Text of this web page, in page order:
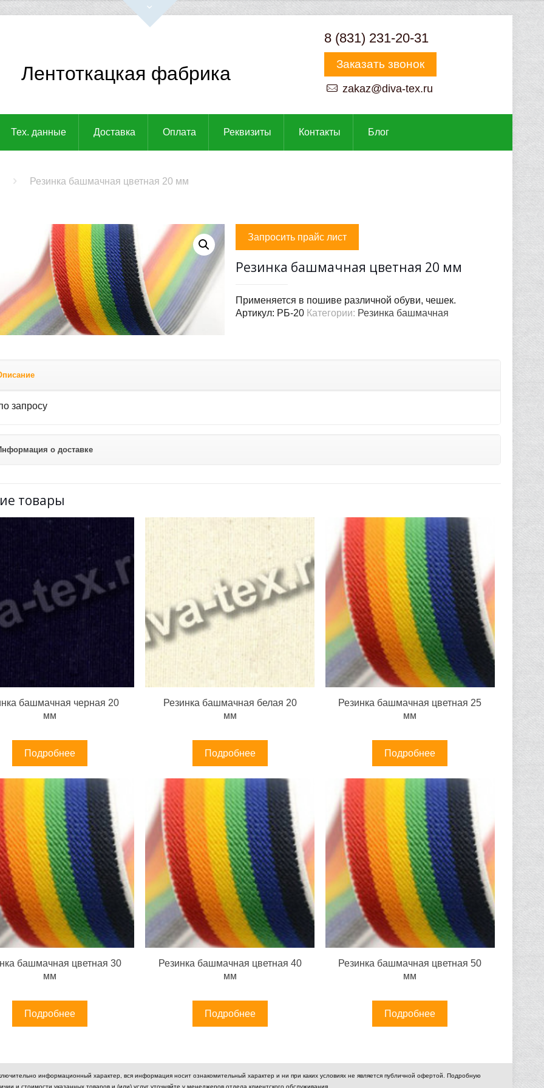
Лентоткацкая фабрика
8 (831) 231-20-31
Заказать звонок
zakaz@diva-tex.ru
Тех. данные Доставка Оплата Реквизиты Контакты Блог
Резинка башмачная цветная 20 мм
Запросить прайс лист
Резинка башмачная цветная 20 мм
Применяется в пошиве различной обуви, чешек.
Артикул: РБ-20 Категории: Резинка башмачная
запросу
о доставке
товары
башмачная черная 20
мм
Подробнее
Резинка башмачная белая 20
мм
Подробнее
Резинка башмачная цветная 25
мм
Подробнее
башмачная цветная 30
мм
Подробнее
Резинка башмачная цветная 40
мм
Подробнее
Резинка башмачная цветная 50
мм
Подробнее
информационный характер, вся информация носит ознакомительный характер и ни при каких условиях не является публичной офертой. Подробную
и стоимости указанных товаров и (или) услуг уточняйте у менеджеров отдела клиентского обслуживания.